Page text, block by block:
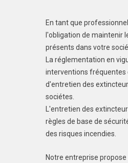
En tant que
l'obligation de maintenir
présents dans votre
La réglementation en
interventions fréquentes
d'entretien des
sociétes.
L'entretien des
règles de base de
des risques incendies.
Notre entreprise